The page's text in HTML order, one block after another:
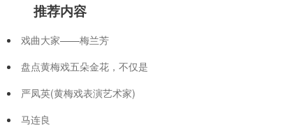
推荐内容
戏曲大家——梅兰芳
盘点黄梅戏五朵金花，不仅是
严凤英(黄梅戏表演艺术家)
马连良